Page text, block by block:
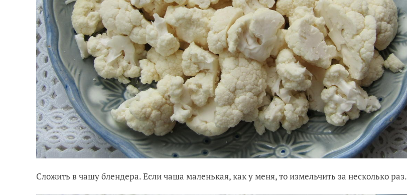
Сложить в чашу блендера. Если чаша маленькая, как у меня, то измельчить за несколько раз.